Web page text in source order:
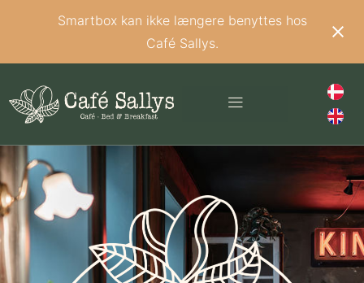
Smartbox kan ikke længere benyttes hos
Café Sallys.